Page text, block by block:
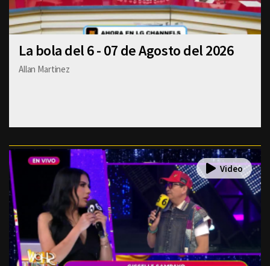
La bola del 6 - 07 de Agosto del 2026
Allan Martinez